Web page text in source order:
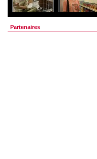
Partenaires